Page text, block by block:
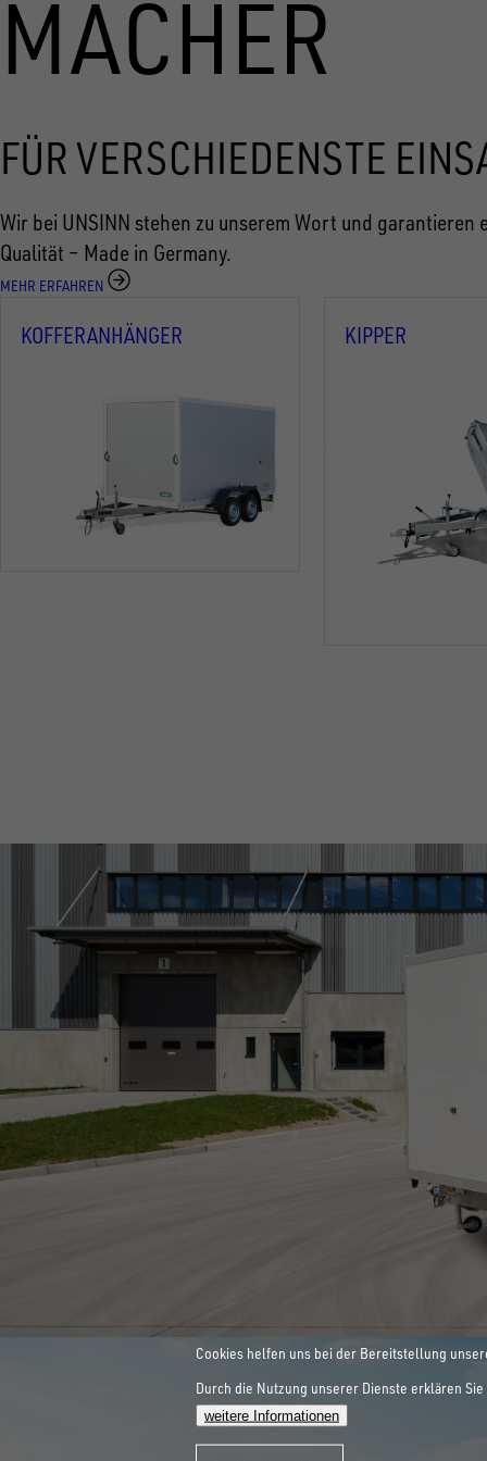
MACHER
FÜR VERSCHIEDENSTE
Wir bei UNSINN stehen zu unserem Wort und
Qualität – Made in Germany.
MEHR ERFAHREN
KOFFERANHÄNGER KIPPER
SONDERBAU
INNOVATIONEN SIND
ALLE ANZEIGEN
WORKLIFE
Cookies helfen uns bei der Bereitstellung
Durch die Nutzung unserer Dienste erklären
weitere Informationen